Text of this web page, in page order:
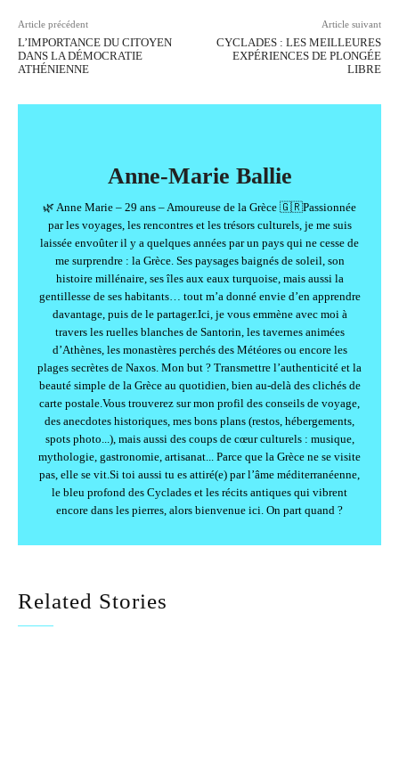
Article précédent
L’IMPORTANCE DU CITOYEN
DANS LA DÉMOCRATIE
ATHÉNIENNE
Article suivant
CYCLADES : LES MEILLEURES
EXPÉRIENCES DE PLONGÉE
LIBRE
Anne-Marie Ballie
🌿 Anne Marie – 29 ans – Amoureuse de la Grèce 🇬🇷Passionnée
par les voyages, les rencontres et les trésors culturels, je me suis
laissée envoûter il y a quelques années par un pays qui ne cesse de
me surprendre : la Grèce. Ses paysages baignés de soleil, son
histoire millénaire, ses îles aux eaux turquoise, mais aussi la
gentillesse de ses habitants… tout m’a donné envie d’en apprendre
davantage, puis de le partager.Ici, je vous emmène avec moi à
travers les ruelles blanches de Santorin, les tavernes animées
d’Athènes, les monastères perchés des Météores ou encore les
plages secrètes de Naxos. Mon but ? Transmettre l’authenticité et la
beauté simple de la Grèce au quotidien, bien au-delà des clichés de
carte postale.Vous trouverez sur mon profil des conseils de voyage,
des anecdotes historiques, mes bons plans (restos, hébergements,
spots photo...), mais aussi des coups de cœur culturels : musique,
mythologie, gastronomie, artisanat... Parce que la Grèce ne se visite
pas, elle se vit.Si toi aussi tu es attiré(e) par l’âme méditerranéenne,
le bleu profond des Cyclades et les récits antiques qui vibrent
encore dans les pierres, alors bienvenue ici. On part quand ?
Related Stories